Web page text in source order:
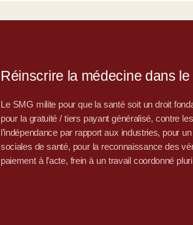
Réinscrire la médecine dans
Le SMG milite pour que la santé soit un droit
pour la gratuité / tiers payant généralisé, contre
l’indépendance par rapport aux industries, pour
sociales de santé, pour la reconnaissance des
paiement à l’acte, frein à un travail coordonné